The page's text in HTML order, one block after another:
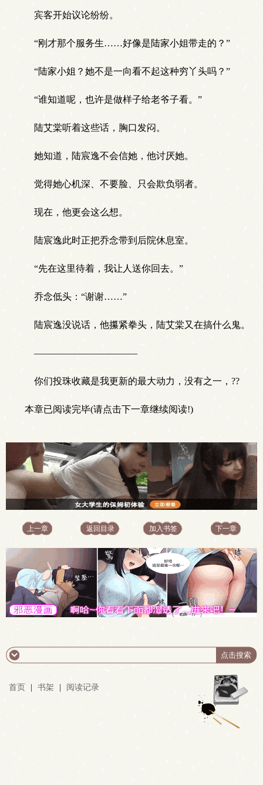
宾客开始议论纷纷。
“刚才那个服务生……好像是陆家小姐带走的？”
“陆家小姐？她不是一向看不起这种穷丫头吗？”
“谁知道呢，也许是做样子给老爷子看。”
陆艾棠听着这些话，胸口发闷。
她知道，陆宸逸不会信她，他讨厌她。
觉得她心机深、不要脸、只会欺负弱者。
现在，他更会这么想。
陆宸逸此时正把乔念带到后院休息室。
“先在这里待着，我让人送你回去。”
乔念低头：“谢谢……”
陆宸逸没说话，他攥紧拳头，陆艾棠又在搞什么鬼。
———————————
你们投珠收藏是我更新的最大动力，没有之一，??
本章已阅读完毕(请点击下一章继续阅读!)
上一章 返回目录 加入书签 下一章
首页 书架 阅读记录